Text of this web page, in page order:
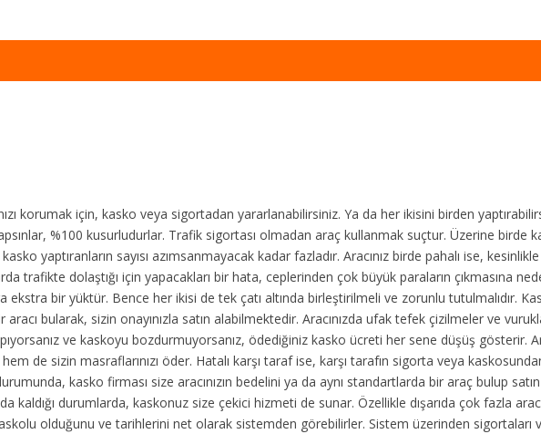
korumak için, kasko veya sigortadan yararlanabilirsiniz. Ya da her ikisini birden
%100 kusurludurlar. Trafik sigortası olmadan araç kullanmak suçtur. Üzerine birde
yaptıranların sayısı azımsanmayacak kadar fazladır. Aracınız birde pahalı ise,
trafikte dolaştığı için yapacakları bir hata, ceplerinden çok büyük paraların çıkmasına
bir yüktür. Bence her ikisi de tek çatı altında birleştirilmeli ve zorunlu tutulmalıdır.
bularak, sizin onayınızla satın alabilmektedir. Aracınızda ufak tefek çizilmeler ve
ve kaskoyu bozdurmuyorsanız, ödediğiniz kasko ücreti her sene düşüş gösterir.
de sizin masraflarınızı öder. Hatalı karşı taraf ise, karşı tarafın sigorta veya
kasko firması size aracınızın bedelini ya da aynı standartlarda bir araç bulup
kaldığı durumlarda, kaskonuz size çekici hizmeti de sunar. Özellikle dışarıda çok fazla
olduğunu ve tarihlerini net olarak sistemden görebilirler. Sistem üzerinden sigortaları